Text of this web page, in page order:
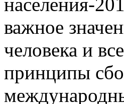
важное
человека и
принципы